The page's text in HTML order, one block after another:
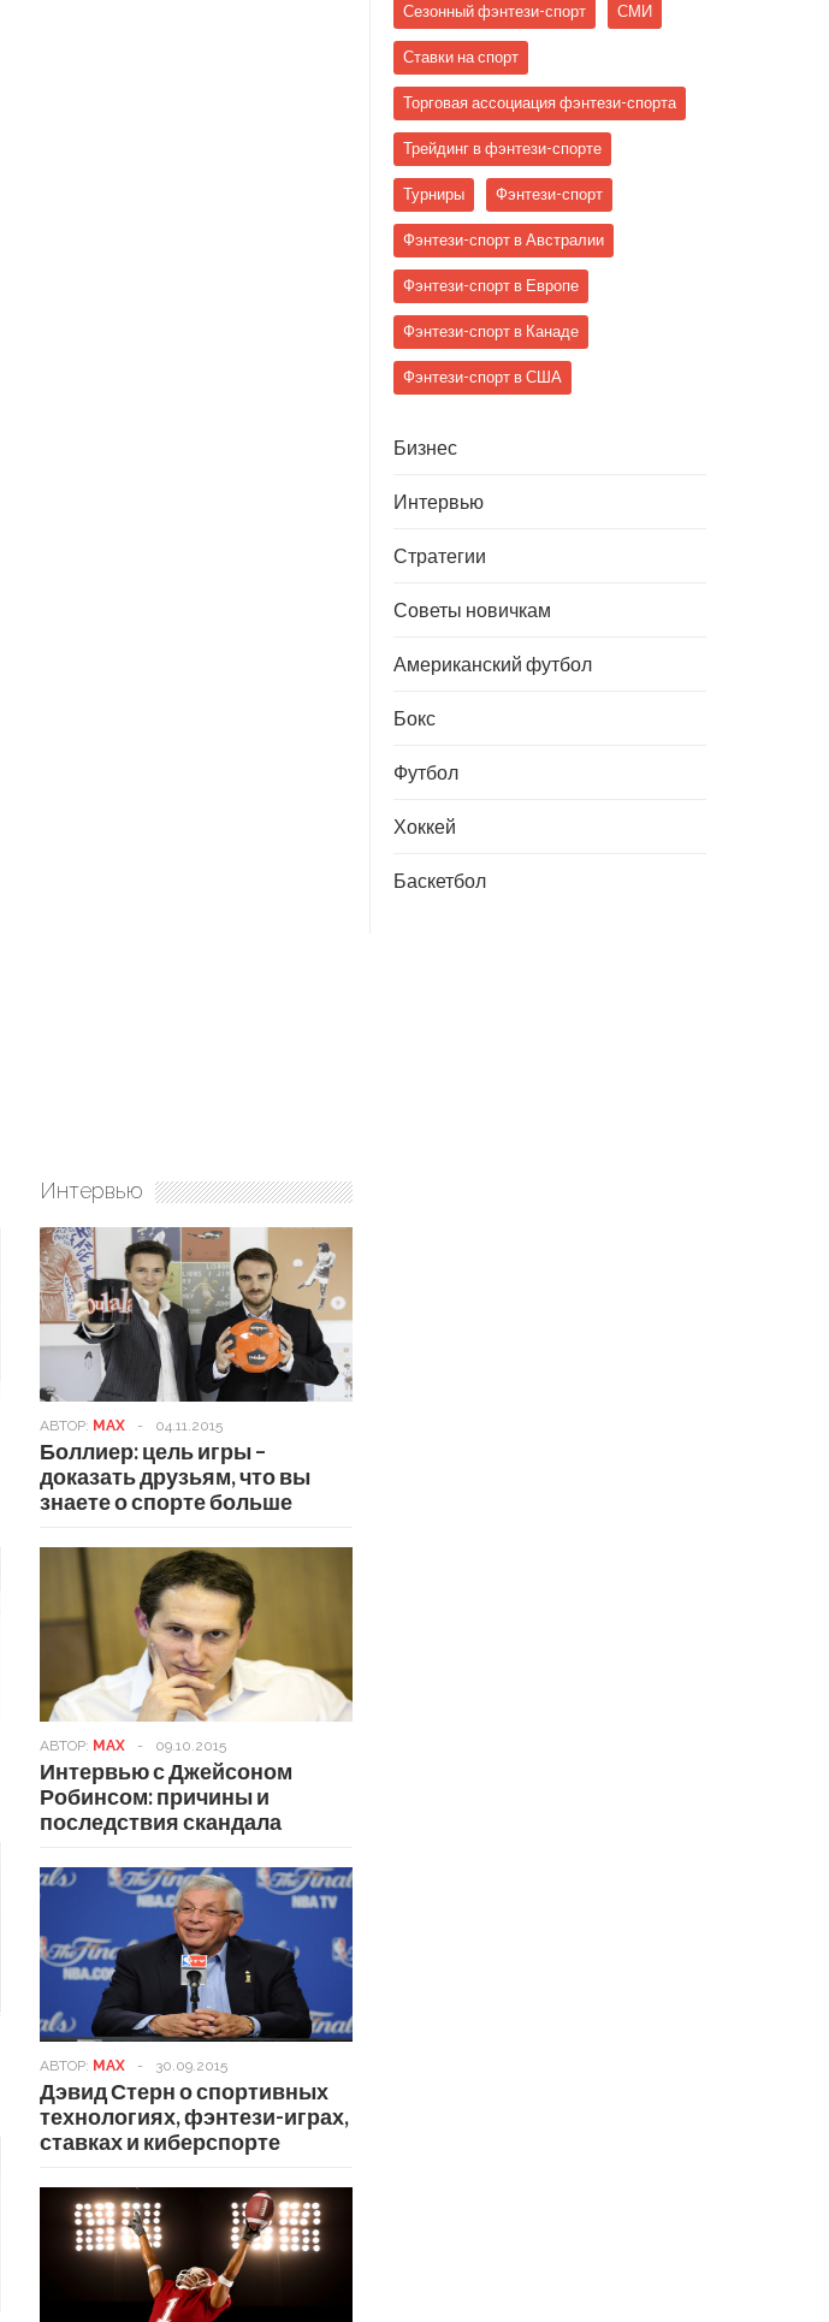
Сезонный фэнтези-спорт СМИ
Ставки на спорт
Торговая ассоциация фэнтези-спорта
Трейдинг в фэнтези-спорте
Турниры Фэнтези-спорт
Фэнтези-спорт в Австралии
Фэнтези-спорт в Европе
Фэнтези-спорт в Канаде
Фэнтези-спорт в США
Бизнес
Интервью
Стратегии
Советы новичкам
Американский футбол
Бокс
Футбол
Хоккей
Баскетбол
Интервью
АВТОР: MAX - 04.11.2015
Боллиер: цель игры –
доказать друзьям, что вы
знаете о спорте больше
АВТОР: MAX - 09.10.2015
Интервью с Джейсоном
Робинсом: причины и
последствия скандала
АВТОР: MAX - 30.09.2015
Дэвид Стерн о спортивных
технологиях, фэнтези-играх,
ставках и киберспорте